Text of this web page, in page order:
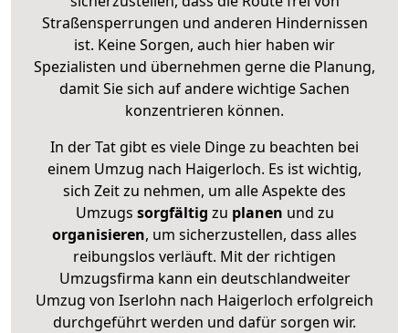
Straßensperrungen und anderen Hindernissen
ist. Keine Sorgen, auch hier haben wir
Spezialisten und übernehmen gerne die Planung,
damit Sie sich auf andere wichtige Sachen
konzentrieren können.
In der Tat gibt es viele Dinge zu beachten bei
einem Umzug nach Haigerloch. Es ist wichtig,
sich Zeit zu nehmen, um alle Aspekte des
Umzugs sorgfältig zu planen und zu
organisieren, um sicherzustellen, dass alles
reibungslos verläuft. Mit der richtigen
Umzugsfirma kann ein deutschlandweiter
Umzug von Iserlohn nach Haigerloch erfolgreich
durchgeführt werden und dafür sorgen wir.